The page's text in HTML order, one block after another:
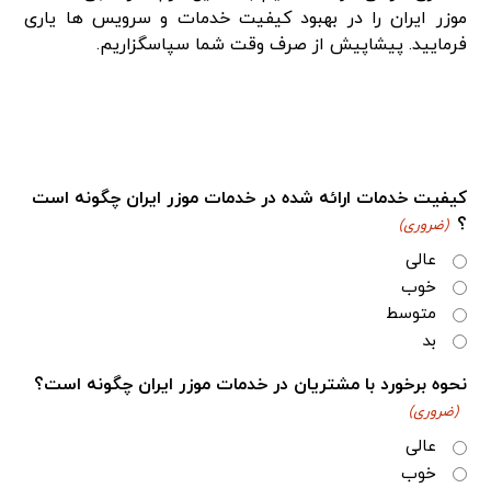
موزر ایران را در بهبود کیفیت خدمات و سرویس ها یاری
فرمایید. پیشاپیش از صرف وقت شما سپاسگزاریم.
کیفیت خدمات ارائه شده در خدمات موزر ایران چگونه است
؟ (ضروری)
عالی
خوب
متوسط
بد
نحوه برخورد با مشتریان در خدمات موزر ایران چگونه است؟
(ضروری)
عالی
خوب